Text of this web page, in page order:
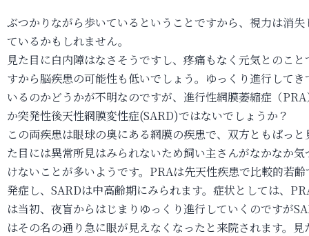
ぶつかりながら歩いているということですから、視力は消失
ているかもしれません。
見た目に白内障はなさそうですし、疼痛もなく元気とのこと
すから脳疾患の可能性も低いでしょう。ゆっくり進行してき
いるのかどうかが不明なのですが、進行性網膜萎縮症（PRA
か突発性後天性網膜変性症(SARD)ではないでしょうか？
この両疾患は眼球の奥にある網膜の疾患で、双方ともぱっと
た目には異常所見はみられないため飼い主さんがなかなか気
けないことが多いようです。PRAは先天性疾患で比較的若齢
発症し、SARDは中高齢期にみられます。症状としては、
は当初、夜盲からはじまりゆっくり進行していくのですが
はその名の通り急に眼が見えなくなったと来院されます。見